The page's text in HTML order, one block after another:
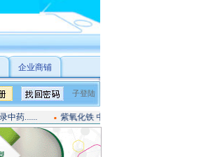
企业商铺
紫氧化铁 中国药典201......